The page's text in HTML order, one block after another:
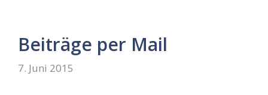
Beiträge per Mail
7. Juni 2015